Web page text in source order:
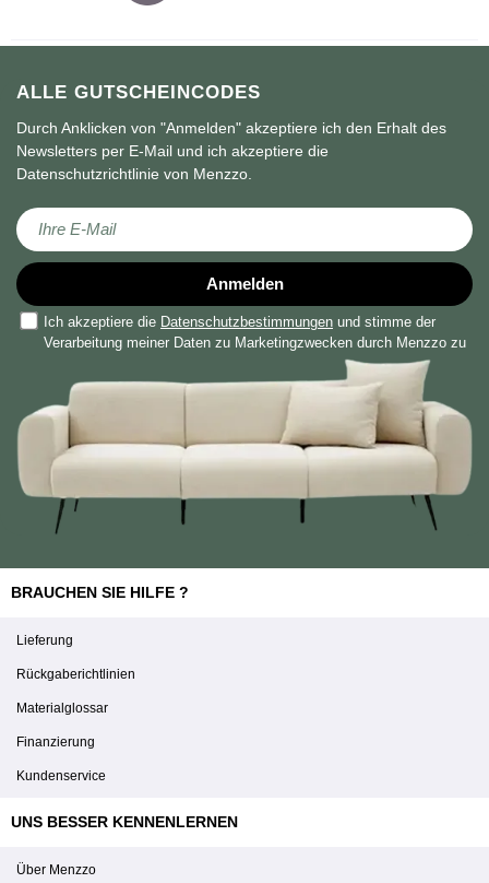
ALLE GUTSCHEINCODES
Durch Anklicken von "Anmelden" akzeptiere ich den Erhalt des
Newsletters per E-Mail und ich akzeptiere die
Datenschutzrichtlinie von Menzzo.
Melden Sie sich für unseren Newsletter an:
Anmelden
Ich akzeptiere die Datenschutzbestimmungen und stimme der
Verarbeitung meiner Daten zu Marketingzwecken durch Menzzo zu
BRAUCHEN SIE HILFE ?
Lieferung
Rückgaberichtlinien
Materialglossar
Finanzierung
Kundenservice
UNS BESSER KENNENLERNEN
Über Menzzo